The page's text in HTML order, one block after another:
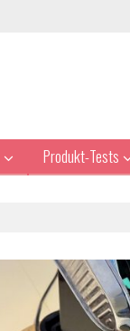
Produkt-Tests